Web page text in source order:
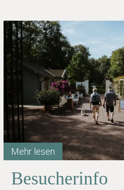
Mehr lesen
Besucherinfo